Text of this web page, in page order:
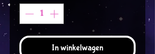
In winkelwagen